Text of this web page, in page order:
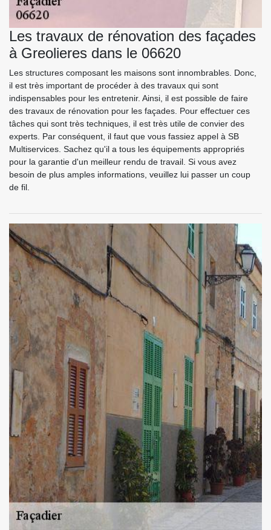
Les travaux de rénovation des façades
à Greolieres dans le 06620
Les structures composant les maisons sont innombrables. Donc,
il est très important de procéder à des travaux qui sont
indispensables pour les entretenir. Ainsi, il est possible de faire
des travaux de rénovation pour les façades. Pour effectuer ces
tâches qui sont très techniques, il est très utile de convier des
experts. Par conséquent, il faut que vous fassiez appel à SB
Multiservices. Sachez qu'il a tous les équipements appropriés
pour la garantie d'un meilleur rendu de travail. Si vous avez
besoin de plus amples informations, veuillez lui passer un coup
de fil.